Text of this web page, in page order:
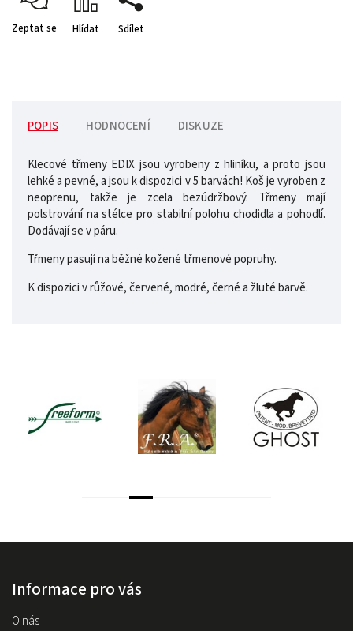
Zeptat se Hlídat Sdílet
POPIS HODNOCENÍ DISKUZE
Klecové třmeny EDIX jsou vyrobeny z hliníku, a proto jsou
lehké a pevné, a jsou k dispozici v 5 barvách! Koš je vyroben z
neoprenu, takže je zcela bezúdržbový. Třmeny mají
polstrování na stélce pro stabilní polohu chodidla a pohodlí.
Dodávají se v páru.
Třmeny pasují na běžné kožené třmenové popruhy.
K dispozici v růžové, červené, modré, černé a žluté barvě.
Informace pro vás
O nás